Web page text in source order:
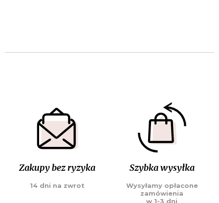
Zakupy bez ryzyka
14 dni na zwrot
Szybka wysyłka
Wysyłamy opłacone
zamówienia
w 1-3 dni